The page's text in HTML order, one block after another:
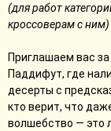
(для работ
кроссоверам с ним)
Приглашаем вас
Паддифут, где
десерты с
кто верит, что
волшебство — это